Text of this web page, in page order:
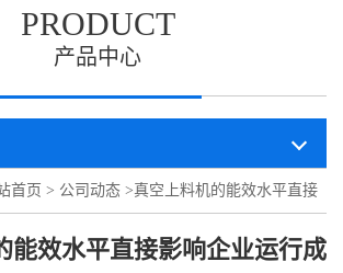
PRODUCT
产品中心
首页 > 公司动态 >真空上料机的能效水平直接
备产能与能耗排放
能效水平直接影响企业运行成